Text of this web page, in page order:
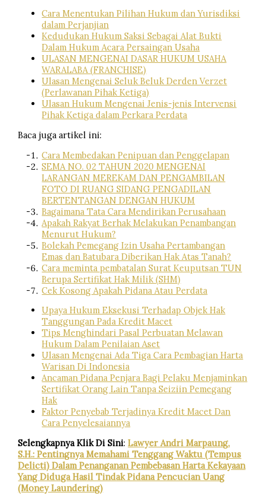
Cara Menentukan Pilihan Hukum dan Yurisdiksi
dalam Perjanjian
Kedudukan Hukum Saksi Sebagai Alat Bukti
Dalam Hukum Acara Persaingan Usaha
ULASAN MENGENAI DASAR HUKUM USAHA
WARALABA (FRANCHISE)
Ulasan Mengenai Seluk Beluk Derden Verzet
(Perlawanan Pihak Ketiga)
Ulasan Hukum Mengenai Jenis-jenis Intervensi
Pihak Ketiga dalam Perkara Perdata
Baca juga artikel ini:
Cara Membedakan Penipuan dan Penggelapan
SEMA NO. 02 TAHUN 2020 MENGENAI
LARANGAN MEREKAM DAN PENGAMBILAN
FOTO DI RUANG SIDANG PENGADILAN
BERTENTANGAN DENGAN HUKUM
Bagaimana Tata Cara Mendirikan Perusahaan
Apakah Rakyat Berhak Melakukan Penambangan
Menurut Hukum?
Bolekah Pemegang Izin Usaha Pertambangan
Emas dan Batubara Diberikan Hak Atas Tanah?
Cara meminta pembatalan Surat Keuputsan TUN
Berupa Sertifikat Hak Milik (SHM)
Cek Kosong Apakah Pidana Atau Perdata
Upaya Hukum Eksekusi Terhadap Objek Hak
Tanggungan Pada Kredit Macet
Tips Menghindari Pasal Perbuatan Melawan
Hukum Dalam Penilaian Aset
Ulasan Mengenai Ada Tiga Cara Pembagian Harta
Warisan Di Indonesia
Ancaman Pidana Penjara Bagi Pelaku Menjaminkan
Sertifikat Orang Lain Tanpa Seiziin Pemegang
Hak
Faktor Penyebab Terjadinya Kredit Macet Dan
Cara Penyelesaiannya
Selengkapnya Klik Di Sini:Lawyer Andri Marpaung,
S.H.: Pentingnya Memahami Tenggang Waktu (Tempus
Delicti) Dalam Penanganan Pembebasan Harta Kekayaan
Yang Diduga Hasil Tindak Pidana Pencucian Uang
(Money Laundering)